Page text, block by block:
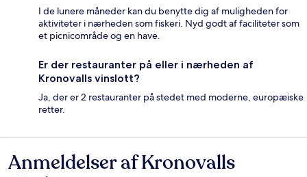
I de lunere måneder kan du benytte dig af muligheden for
aktiviteter i nærheden som fiskeri. Nyd godt af faciliteter som
et picnicområde og en have.
Er der restauranter på eller i nærheden af
Kronovalls vinslott?
Ja, der er 2 restauranter på stedet med moderne, europæiske
retter.
Anmeldelser
Anmeldelser af Kronovalls